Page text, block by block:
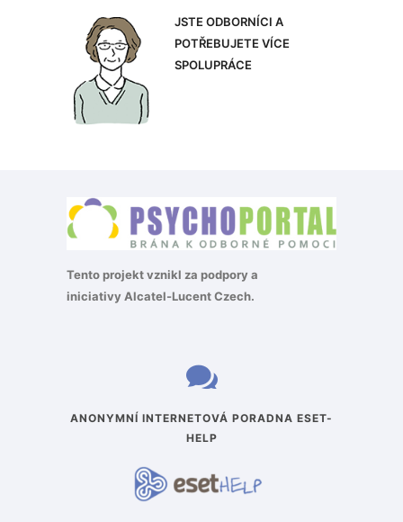
JSTE ODBORNÍCI A
POTŘEBUJETE VÍCE
SPOLUPRÁCE
Tento projekt vznikl za podpory a
iniciativyAlcatel-Lucent Czech.
ANONYMNÍ INTERNETOVÁ PORADNA ESET-
HELP